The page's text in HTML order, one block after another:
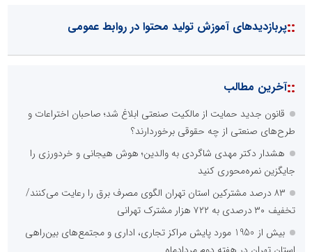
::پربازدیدهای آموزش تولید محتوا در روابط عمومی
::آخرین مطالب
قانون جدید حمایت از مالکیت صنعتی ابلاغ شد؛ صاحبان اختراعات و
طرح‌های صنعتی از چه حقوقی برخوردارند؟
هشدار دکتر مهدی شاگردی به والدین؛ هوش هیجانی و خردورزی را
جایگزین نمره‌محوری کنید
۸۳ درصد مشترکین استان تهران الگوی مصرف برق را رعایت می‌کنند/
تخفیف ۳۰ درصدی به ۷۲۲ هزار مشترک تهرانی
بیش از 1950 مورد پایش مراکز تجاری، اداری و مجتمع‌های بین‌راهی